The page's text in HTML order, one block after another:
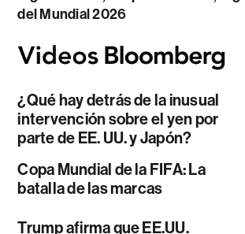
del Mundial 2026
¿Qué hay detrás de la inusual
intervención sobre el yen por
parte de EE. UU. y Japón?
Copa Mundial de la FIFA: La
batalla de las marcas
Trump afirma que EE.UU.